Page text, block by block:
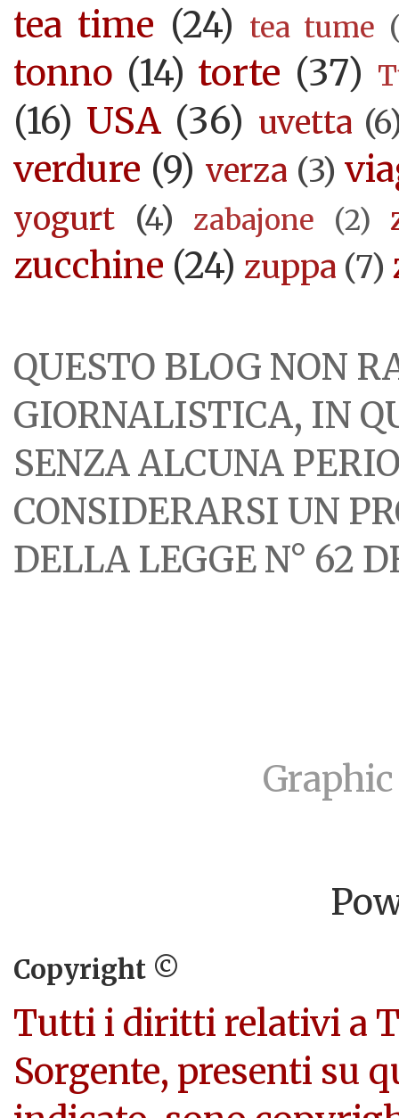
tea time (24) tea tume
tonno (14) torte (37)
(16) USA (36) uvetta
verdure (9) verza (3)
yogurt (4) zabajone (2)
zucchine (24) zuppa (7)
QUESTO BLOG NON
GIORNALISTICA, IN
SENZA ALCUNA
CONSIDERARSI UN
DELLA LEGGE N° 62
Copyright ©
Tutti i diritti relativi a
Sorgente, presenti su